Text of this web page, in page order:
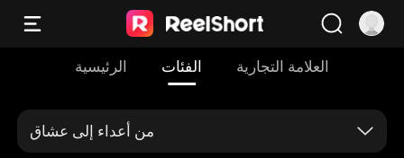
الرئيسية الفئات العلامة التجارية
من أعداء إلى عشاق